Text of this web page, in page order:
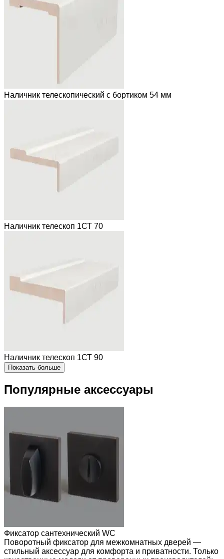
Наличник телескопический с бортиком 54 мм
Наличник телескоп 1СТ 70
Наличник телескоп 1СТ 90
Показать больше
Популярные аксессуары
Фиксатор сантехнический WC
Поворотный фиксатор для межкомнатных дверей —
стильный аксессуар для комфорта и приватности. Только